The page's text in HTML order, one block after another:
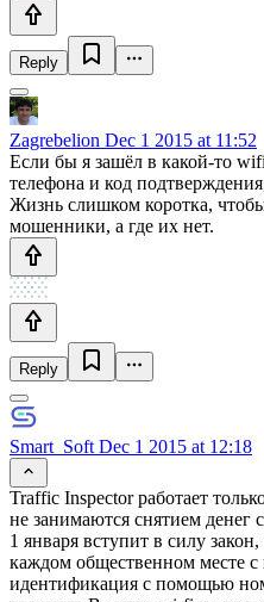
Reply
Zagrebelion Dec 1 2015 at 11:52
Если бы я зашёл в какой-то
телефона и код
Жизнь слишком коротка, чтобы
мошенники, а где их нет.
Reply
Smart_Soft Dec 1 2015 at 12:18
Traffic Inspector работает
не занимаются снятием денег
1 января вступит в силу
каждом общественном месте
идентификация с помощью